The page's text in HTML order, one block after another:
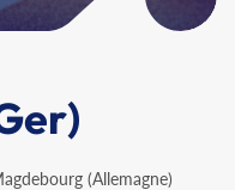
(Allemagne)